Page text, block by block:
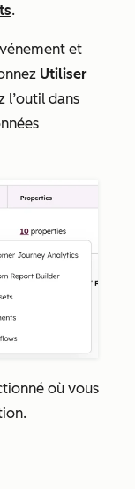
.
et
Utiliser
l’outil dans
où vous